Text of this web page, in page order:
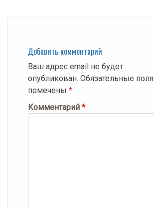
Добавить комментарий
Ваш адрес email не будет
опубликован. Обязательные поля
помечены *
Комментарий *